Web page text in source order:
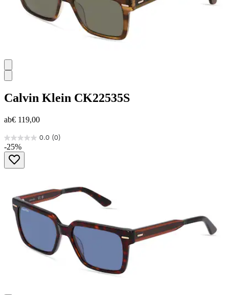
Calvin Klein CK22535S
ab€ 119,00
0.0 (0)
0.0
von
Sternen.
-25%